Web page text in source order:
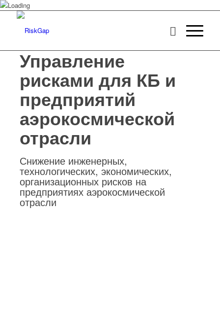
Управление
рисками для КБ и
предприятий
аэрокосмической
отрасли
Снижение инженерных,
технологических, экономических,
организационных рисков на
предприятиях аэрокосмической
отрасли